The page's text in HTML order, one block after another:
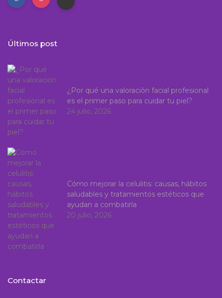
Últimos post
¿Por qué una valoración facial profesional
es el primer paso para cuidar tu piel?
24 julio, 2026
Cómo mejorar la celulitis: causas, hábitos
saludables y tratamientos estéticos que
ayudan a combatirla
20 julio, 2026
Contactar